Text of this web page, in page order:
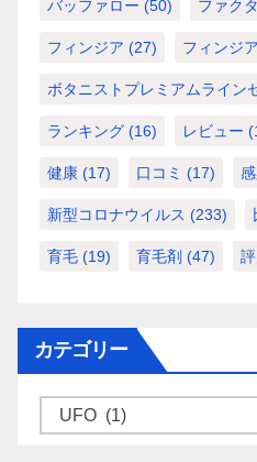
バッファロー (50) ファク
フィンジア (27) フィンジ
ボタニストプレミアムライン
ランキング (16) レビュー
健康 (17) 口コミ (17)
新型コロナウイルス (233)
育毛 (19) 育毛剤 (47)
カテゴリー